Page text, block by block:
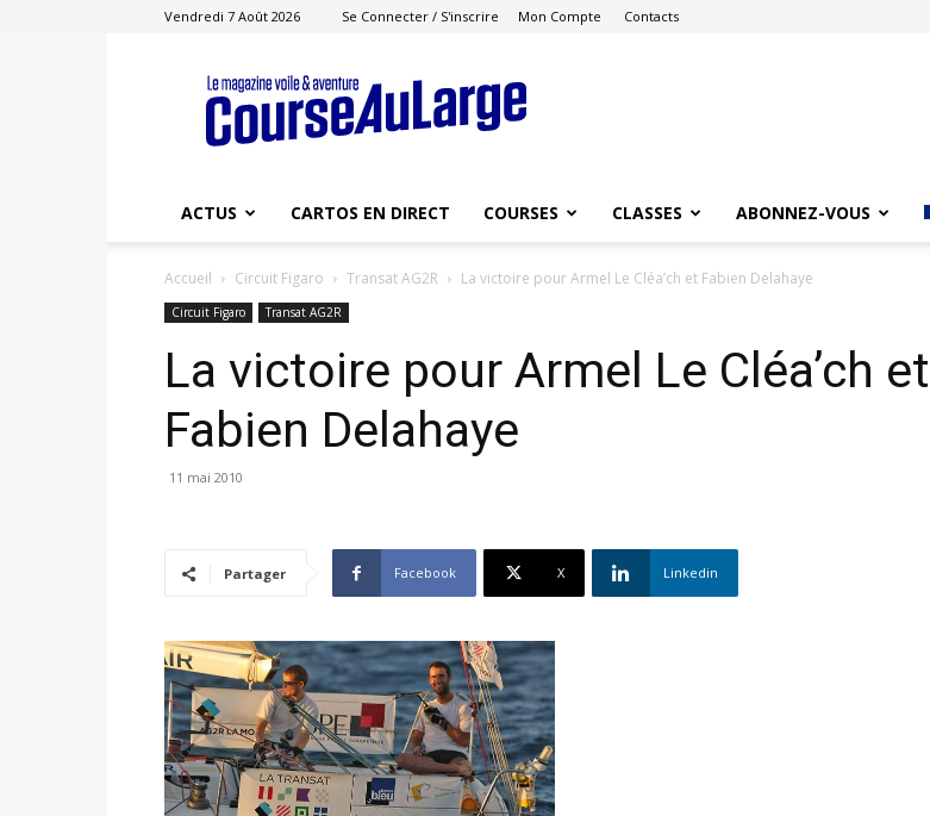
Vendredi 7 Août 2026 Se Connecter / S'inscrire Mon Compte Contacts
Course
au
Large
ACTUS CARTOS EN DIRECT COURSES CLASSES ABONNEZ-VOUS
Accueil Circuit Figaro Transat AG2R La victoire pour Armel Le Cléa’ch et Fabien Delahaye
Circuit Figaro Transat AG2R
La victoire pour Armel Le Cléa’ch et
Fabien Delahaye
11 mai 2010
Partager Facebook X Linkedin